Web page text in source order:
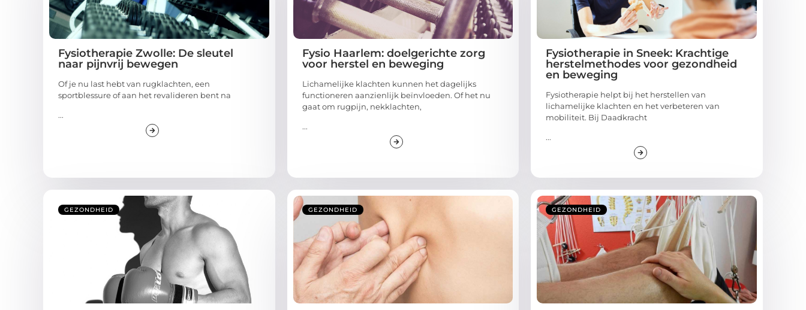
Fysiotherapie Zwolle: De sleutel
naar pijnvrij bewegen
Of je nu last hebt van rugklachten, een
sportblessure of aan het revalideren bent na
...
Fysio Haarlem: doelgerichte zorg
voor herstel en beweging
Lichamelijke klachten kunnen het dagelijks
functioneren aanzienlijk beïnvloeden. Of het nu
gaat om rugpijn, nekklachten,
...
Fysiotherapie in Sneek: Krachtige
herstelmethodes voor gezondheid
en beweging
Fysiotherapie helpt bij het herstellen van
lichamelijke klachten en het verbeteren van
mobiliteit. Bij Daadkracht
...
GEZONDHEID GEZONDHEID GEZONDHEID